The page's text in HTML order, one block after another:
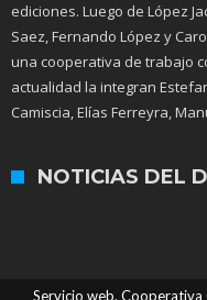
ediciones. Luego de López
Saez, Fernando López y
una cooperativa de trabajo
actualidad la integran
Camiscia, Elías Ferreyra,
NOTICIAS DEL
Servicio web. Cooperativa